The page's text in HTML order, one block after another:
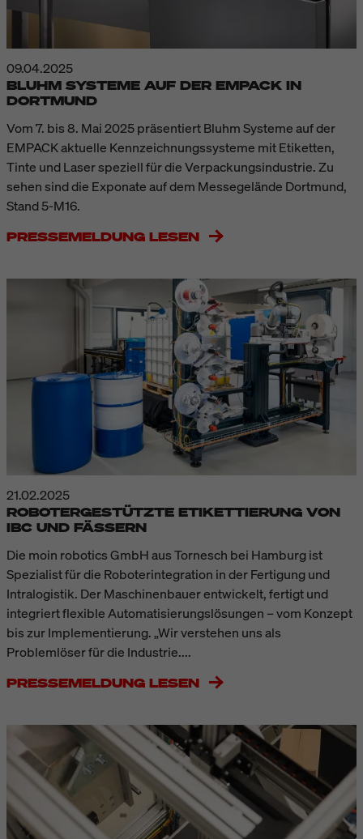
09.04.2025
BLUHM SYSTEME AUF DER EMPACK IN
DORTMUND
Vom 7. bis 8. Mai 2025 präsentiert Bluhm Systeme auf der
EMPACK aktuelle Kennzeichnungssysteme mit Etiketten,
Tinte und Laser speziell für die Verpackungsindustrie. Zu
sehen sind die Exponate auf dem Messegelände Dortmund,
Stand 5-M16.
PRESSEMELDUNG LESEN
21.02.2025
ROBOTERGESTÜTZTE ETIKETTIERUNG VON
IBC UND FÄSSERN
Die moin robotics GmbH aus Tornesch bei Hamburg ist
Spezialist für die Roboterintegration in der Fertigung und
Intralogistik. Der Maschinenbauer entwickelt, fertigt und
integriert flexible Automatisierungslösungen – vom Konzept
bis zur Implementierung. „Wir verstehen uns als
Problemlöser für die Industrie....
PRESSEMELDUNG LESEN